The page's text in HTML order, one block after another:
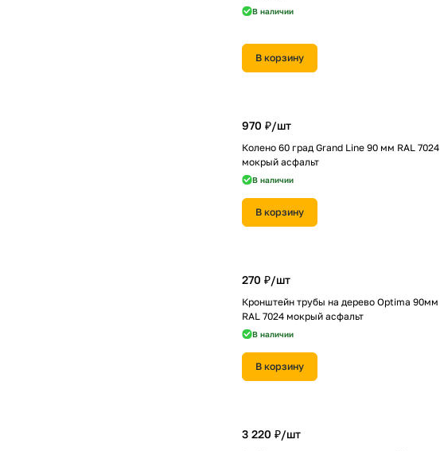
В наличии
В корзину
970 ₽/шт
Колено 60 град Grand Line 90 мм RAL 7024
мокрый асфальт
В наличии
В корзину
270 ₽/шт
Кронштейн трубы на дерево Optima 90мм
RAL 7024 мокрый асфальт
В наличии
В корзину
3 220 ₽/шт